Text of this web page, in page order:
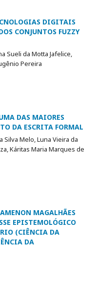
DIGITAIS
CONJUNTOS FUZZY
Sueli da Motta Jafelice,
Pereira
DAS MAIORES
DA ESCRITA FORMAL
Silva Melo, Luna Vieira da
Káritas Maria Marques de
MAGALHÃES
EPISTEMOLÓGICO
(CIÊNCIA DA
DA